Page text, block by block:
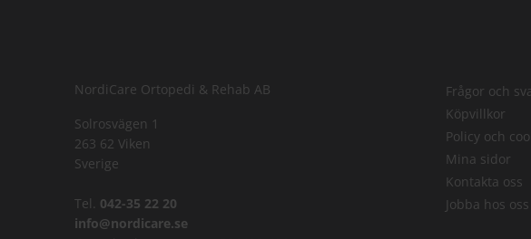
NordiCare Ortopedi & Rehab AB
Solrosvägen 1
263 62 Viken
Sverige
Tel. 042-35 22 20
info@nordicare.se
Frågor och
Köpvillkor
Policy och
Mina sidor
Kontakta oss
Jobba hos oss